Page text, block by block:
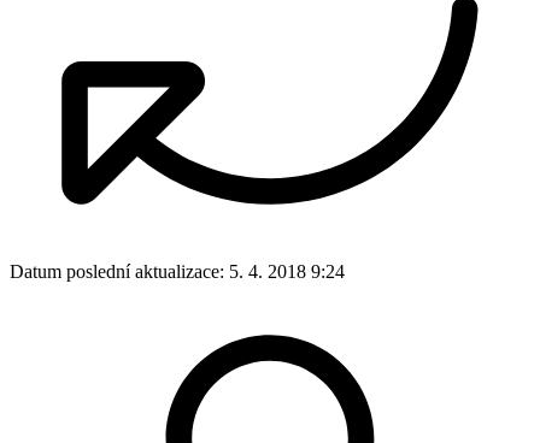
Datum poslední aktualizace: 5. 4. 2018 9:24